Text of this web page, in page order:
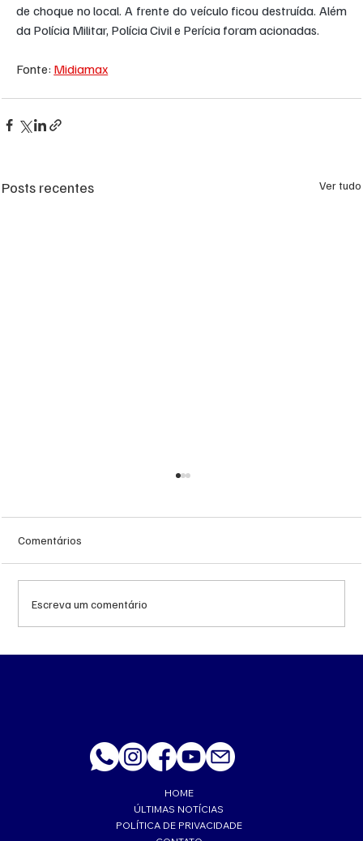
de choque no local. A frente do veículo ficou destruída. Além
da Polícia Militar, Polícia Civil e Perícia foram acionadas.
Fonte: Midiamax
Posts recentes Ver tudo
Comentários
Escreva um comentário
HOME
ÚLTIMAS NOTÍCIAS
POLÍTICA DE PRIVACIDADE